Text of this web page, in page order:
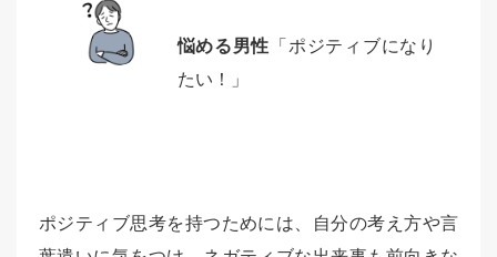
悩める男性 「ポジティブになり
たい！」
ポジティブ思考を持つためには、自分の考え方や言